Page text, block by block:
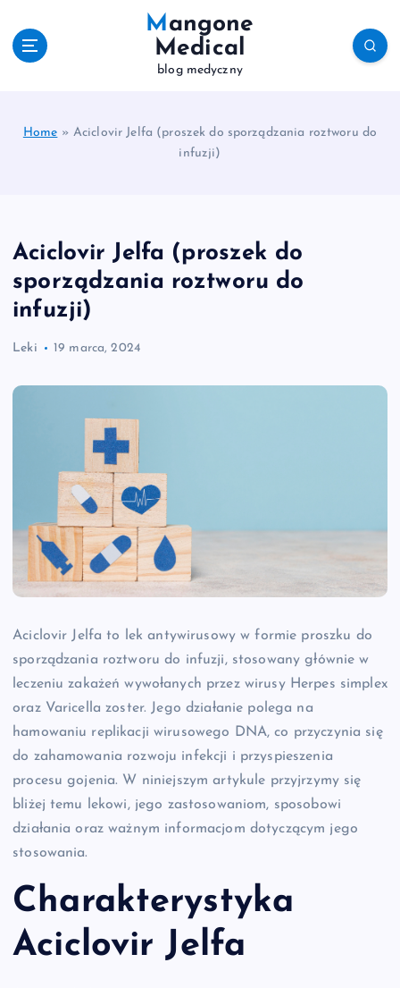
Mangone
Medical
blog medyczny
Home » Aciclovir Jelfa (proszek do sporządzania roztworu do
infuzji)
Aciclovir Jelfa (proszek do
sporządzania roztworu do
infuzji)
Leki 19 marca, 2024
Aciclovir Jelfa to lek antywirusowy w formie proszku do
sporządzania roztworu do infuzji, stosowany głównie w
leczeniu zakażeń wywołanych przez wirusy Herpes simplex
oraz Varicella zoster. Jego działanie polega na
hamowaniu replikacji wirusowego DNA, co przyczynia się
do zahamowania rozwoju infekcji i przyspieszenia
procesu gojenia. W niniejszym artykule przyjrzymy się
bliżej temu lekowi, jego zastosowaniom, sposobowi
działania oraz ważnym informacjom dotyczącym jego
stosowania.
Charakterystyka
Aciclovir Jelfa